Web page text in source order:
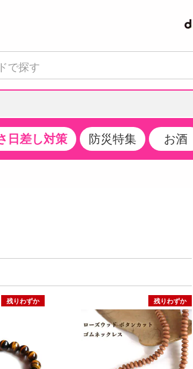
特設コーナー
食品・調味料
料理の素
乾物・海苔・粉物
カレー・シチュー
生鮮食品
加工食品
お菓子
ナッツ・ドライフルーツ
ゼリー・プリン
アイス・スイ
飲料
栄養ドリンク・エナジードリンク
お茶・紅茶（茶葉）
コーヒー(豆・インスタント）
お酒
チューハイ・カクテル
ノンアルコール飲料
ビール・ワイン・お酒ギフト
洗剤
洗剤ギフト
その他 洗剤
キッチン・日
ヘルスケア・衛生用品
キッチン雑貨・食器・消耗品
調理器具・鍋・包丁
ヘアケア・ボ
ビューティー
健康・ダイエ
健康グッズ
医薬品・医薬
インテリア・
インテリア雑貨
アウトドア・イベント用品・DIY・工具
その他 インテリア・家具
ファッション
時計
アクセサリー
ファッション雑貨
家電
記録メディア・メモリーカード
スマートフォン・携帯電話・タブレットア
電球・蛍光灯・照明
ベビー・キッ
マタニティ
その他 ベビー・キッズ・マタニティ
ペット用品
日差し対策 防災特集 お酒
残りわずか 残りわずか